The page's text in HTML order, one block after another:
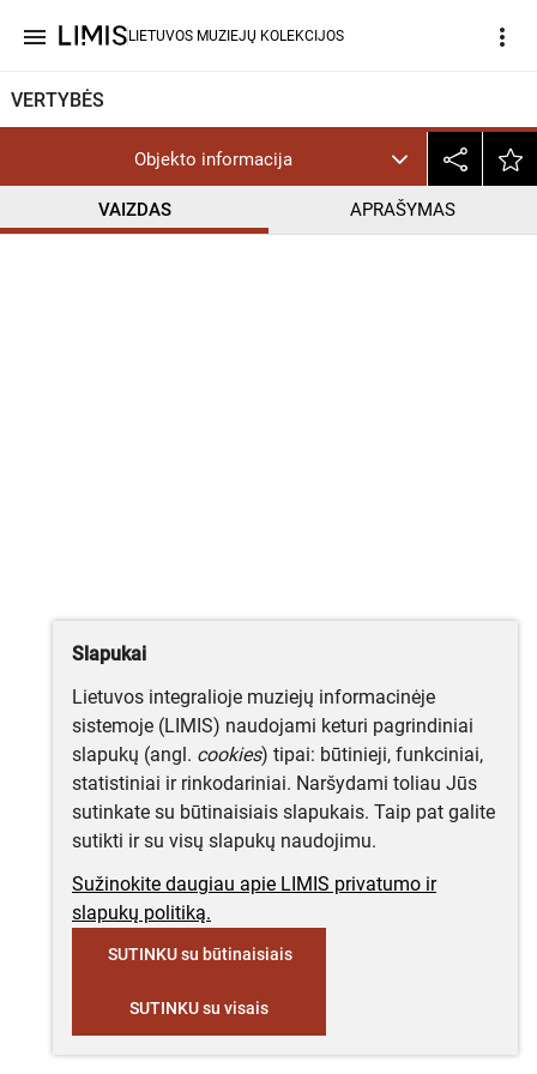
menu LIETUVOS MUZIEJŲ KOLEKCIJOS more_vert
VERTYBĖS
Objekto informacija
VAIZDAS APRAŠYMAS
Slapukai
Lietuvos integralioje muziejų informacinėje
sistemoje (LIMIS) naudojami keturi pagrindiniai
slapukų (angl. cookies) tipai: būtinieji, funkciniai,
statistiniai ir rinkodariniai. Naršydami toliau Jūs
sutinkate su būtinaisiais slapukais. Taip pat galite
sutikti ir su visų slapukų naudojimu.
Sužinokite daugiau apie LIMIS privatumo ir
slapukų politiką.
SUTINKU su būtinaisiais
SUTINKU su visais